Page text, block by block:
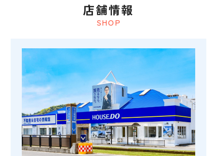
SHOP
店舗情報